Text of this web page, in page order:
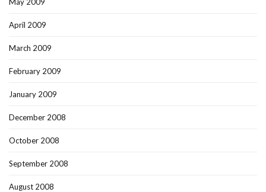
April 2009
March 2009
February 2009
January 2009
December 2008
October 2008
September 2008
August 2008